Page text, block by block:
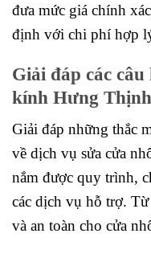
đưa mức giá chính
định với chi phí hợp
Giải đáp các
kính Hưng Thịnh
Giải đáp những thắc
về dịch vụ sửa cửa
nắm được quy trình,
các dịch vụ hỗ trợ.
và an toàn cho cửa